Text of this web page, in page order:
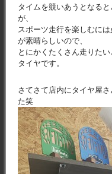
タイムを競いあうとなる
が、
スポーツ走行を楽しむに
が素晴らしいので、
とにかくたくさん走りた
タイヤです。
さてさて店内にタイヤ屋
た笑